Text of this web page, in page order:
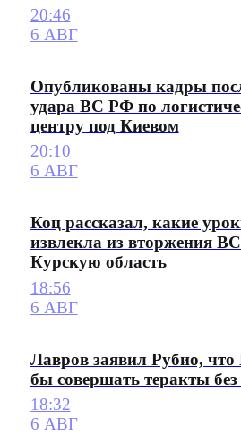
20:46
6 АВГ
Опубликованы кадры
удара ВС РФ по
центру под Киевом
20:10
6 АВГ
Коц рассказал, какие
извлекла из вторжения
Курскую область
18:56
6 АВГ
Лавров заявил Рубио, что
бы совершать теракты без
18:32
6 АВГ